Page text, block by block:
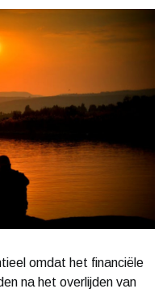
omdat het financiële
na het overlijden van